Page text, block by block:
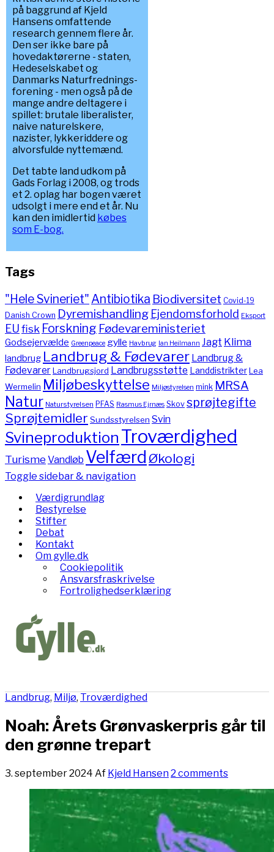
på baggrund af Kjeld
Hansens omfattende
research gennem flere år.
Den ser ikke bare på
hovedaktørerne - staten,
Hedeselskabet og
Danmarks Naturfrednings-
forening - men også på de
mange andre deltagere i
spillet: brutale liberalister,
naive naturelskere,
nazister, lykkeriddere og
alvorsfulde nyttemænd.
Det tabte land udkom på
Gads Forlag i 2008, og trods
et 2. oplag har bogen været
udsolgt i mere end et år. Nu
kan den imidlertid købes
som E-bog.
Tags
"Hele Svineriet" Antibiotika Biodiversitet Covid-19
Danish Crown Dyremishandling Ejendomsforhold Eksport
EUfisk Forskning Fødevareministeriet
Godsejervælde Greenpeace gylle Havbrug Ian Heilmann Jagt Klima
landbrug Landbrug & Fødevarer Landbrug &
FødevarerLandbrugsjord Landbrugsstøtte LanddistrikterLea
Wermelin Miljøbeskyttelse Miljøstyrelsen mink MRSA
Natur Naturstyrelsen PFAS Rasmus Ejrnæs Skov sprøjtegifte
Sprøjtemidler Sundsstyrelsen Svin
Svineproduktion Troværdighed
TurismeVandløb Velfærd Økologi
Toggle sidebar & navigation
Værdigrundlag
Bestyrelse
Stifter
Debat
Kontakt
Om gylle.dk
Cookiepolitik
Ansvarsfraskrivelse
Fortrolighedserklæring
Landbrug, Miljø, Troværdighed
Noah: Årets Grønvaskerpris går til
den grønne trepart
3. september 2024 Af Kjeld Hansen2 comments